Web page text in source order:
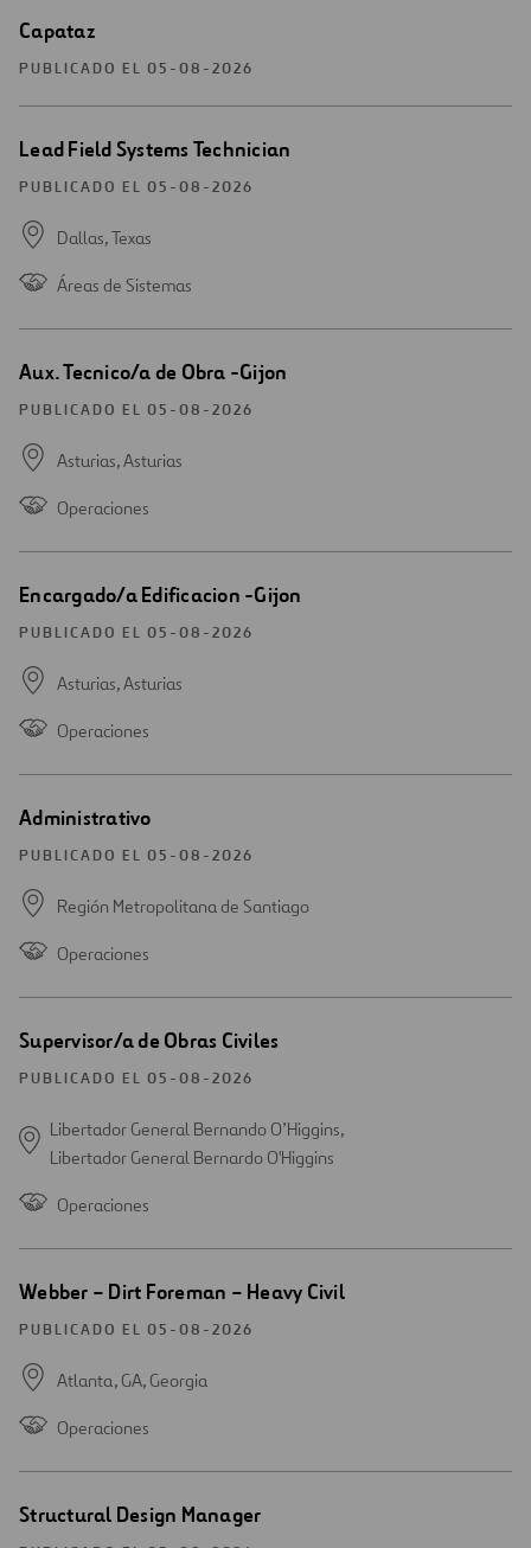
Abrir
nueva
Capataz
PUBLICADO EL 05-08-2026
Abrir
nueva
Lead Field Systems Technician
PUBLICADO EL 05-08-2026
Dallas,Texas
Áreas de Sistemas
Abrir
nueva
Aux. Tecnico/a de Obra -Gijon
PUBLICADO EL 05-08-2026
Asturias,Asturias
Operaciones
Abrir
nueva
Encargado/a Edificacion -Gijon
PUBLICADO EL 05-08-2026
Asturias,Asturias
Operaciones
Abrir
nueva
Administrativo
PUBLICADO EL 05-08-2026
Región Metropolitana de Santiago
Operaciones
Abrir
una
nueva
Supervisor/a de Obras Civiles
PUBLICADO EL 05-08-2026
Libertador General Bernando O’Higgins,
Libertador General Bernardo O'Higgins
Operaciones
Abrir
nueva
Webber – Dirt Foreman – Heavy Civil
PUBLICADO EL 05-08-2026
Atlanta, GA, Georgia
Operaciones
Abrir
Structural Design Manager